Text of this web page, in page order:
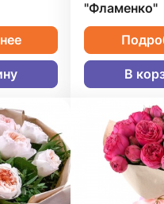
"Фламенко"
В